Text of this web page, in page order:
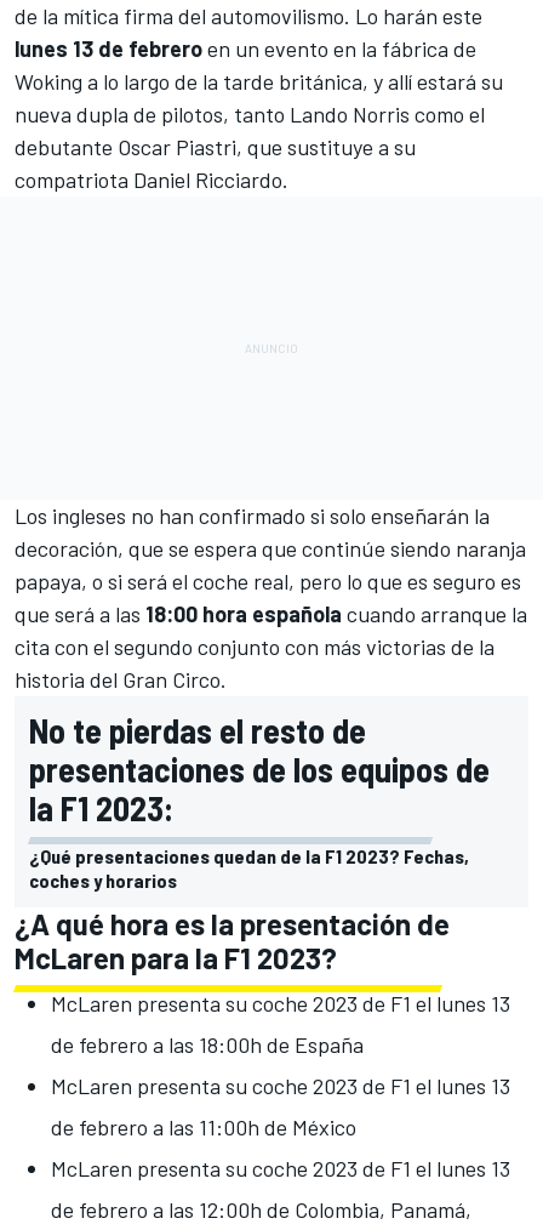
de la mítica firma del automovilismo. Lo harán este
lunes 13 de febreroen un evento en la fábrica de
Woking a lo largo de la tarde británica, y allí estará su
nueva dupla de pilotos, tanto Lando Norris como el
debutante Oscar Piastri, que sustituye a su
compatriota Daniel Ricciardo.
Los ingleses no han confirmado si solo enseñarán la
decoración, que se espera que continúe siendo naranja
papaya, o si será el coche real, pero lo que es seguro es
que será a las 18:00 hora española cuando arranque la
cita con el segundo conjunto con más victorias de la
historia del Gran Circo.
No te pierdas el resto de
presentaciones de los equipos de
la F1 2023:
¿Qué presentaciones quedan de la F1 2023? Fechas,
coches y horarios
¿A qué hora es la presentación de
McLaren para la F1 2023?
McLaren presenta su coche 2023 de F1 el lunes 13
de febrero a las 18:00h de España
McLaren presenta su coche 2023 de F1 el lunes 13
de febrero a las 11:00h de México
McLaren presenta su coche 2023 de F1 el lunes 13
de febrero a las 12:00h de Colombia, Panamá,